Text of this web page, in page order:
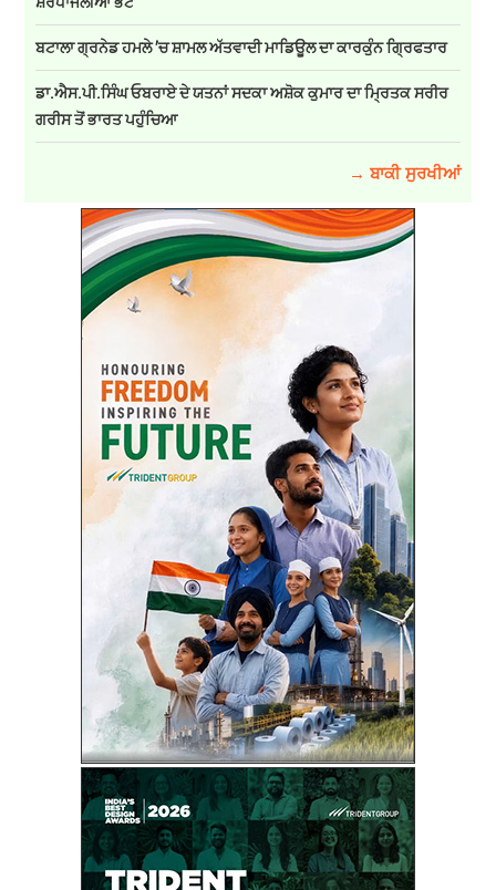
ਬਟਾਲਾ ਗ੍ਰਨੇਡ ਹਮਲੇ ’ਚ ਸ਼ਾਮਲ ਅੱਤਵਾਦੀ ਮਾਡਿਊਲ ਦਾ ਕਾਰਕੁੰਨ ਗ੍ਰਿਫਤਾਰ
ਡਾ.ਐਸ.ਪੀ.ਸਿੰਘ ਓਬਰਾਏ ਦੇ ਯਤਨਾਂ ਸਦਕਾ ਅਸ਼ੋਕ ਕੁਮਾਰ ਦਾ ਮ੍ਰਿਤਕ ਸਰੀਰ
ਗਰੀਸ ਤੋਂ ਭਾਰਤ ਪਹੁੰਚਿਆ
→ ਬਾਕੀ ਸੁਰਖੀਆਂ